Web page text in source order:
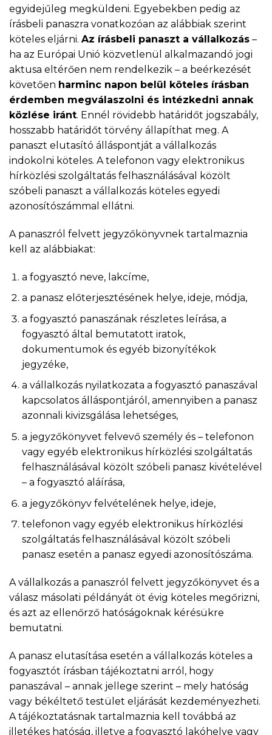
egyidejűleg megküldeni. Egyebekben pedig az
írásbeli panaszra vonatkozóan az alábbiak szerint
köteles eljárni. Az írásbeli panaszt a vállalkozás –
ha az Európai Unió közvetlenül alkalmazandó jogi
aktusa eltérően nem rendelkezik – a beérkezését
követően harminc napon belül köteles írásban
érdemben megválaszolni és intézkedni annak
közlése iránt. Ennél rövidebb határidőt jogszabály,
hosszabb határidőt törvény állapíthat meg. A
panaszt elutasító álláspontját a vállalkozás
indokolni köteles. A telefonon vagy elektronikus
hírközlési szolgáltatás felhasználásával közölt
szóbeli panaszt a vállalkozás köteles egyedi
azonosítószámmal ellátni.
A panaszról felvett jegyzőkönyvnek tartalmaznia
kell az alábbiakat:
a fogyasztó neve, lakcíme,
a panasz előterjesztésének helye, ideje, módja,
a fogyasztó panaszának részletes leírása, a
fogyasztó által bemutatott iratok,
dokumentumok és egyéb bizonyítékok
jegyzéke,
a vállalkozás nyilatkozata a fogyasztó panaszával
kapcsolatos álláspontjáról, amennyiben a panasz
azonnali kivizsgálása lehetséges,
a jegyzőkönyvet felvevő személy és – telefonon
vagy egyéb elektronikus hírközlési szolgáltatás
felhasználásával közölt szóbeli panasz kivételével
– a fogyasztó aláírása,
a jegyzőkönyv felvételének helye, ideje,
telefonon vagy egyéb elektronikus hírközlési
szolgáltatás felhasználásával közölt szóbeli
panasz esetén a panasz egyedi azonosítószáma.
A vállalkozás a panaszról felvett jegyzőkönyvet és a
válasz másolati példányát öt évig köteles megőrizni,
és azt az ellenőrző hatóságoknak kérésükre
bemutatni.
A panasz elutasítása esetén a vállalkozás köteles a
fogyasztót írásban tájékoztatni arról, hogy
panaszával – annak jellege szerint – mely hatóság
vagy békéltető testület eljárását kezdeményezheti.
A tájékoztatásnak tartalmaznia kell továbbá az
illetékes hatóság, illetve a fogyasztó lakóhelye vagy